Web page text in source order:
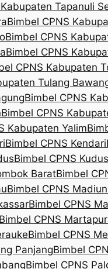
Tapanuli
Bimbel CPNS
Bimbel CPNS
Bimbel CPNS
CPNS Kabupaten
Tulang
Bimbel CPNS
Bimbel CPNS
Kabupaten Yalim
Bimbel CPNS Kendari
Bimbel CPNS Kudus
BaratBimbel
Bimbel CPNS Madiun
Bimbel CPNS
Bimbel CPNS
Bimbel CPNS
PanjangBimbel
Bimbel CPNS